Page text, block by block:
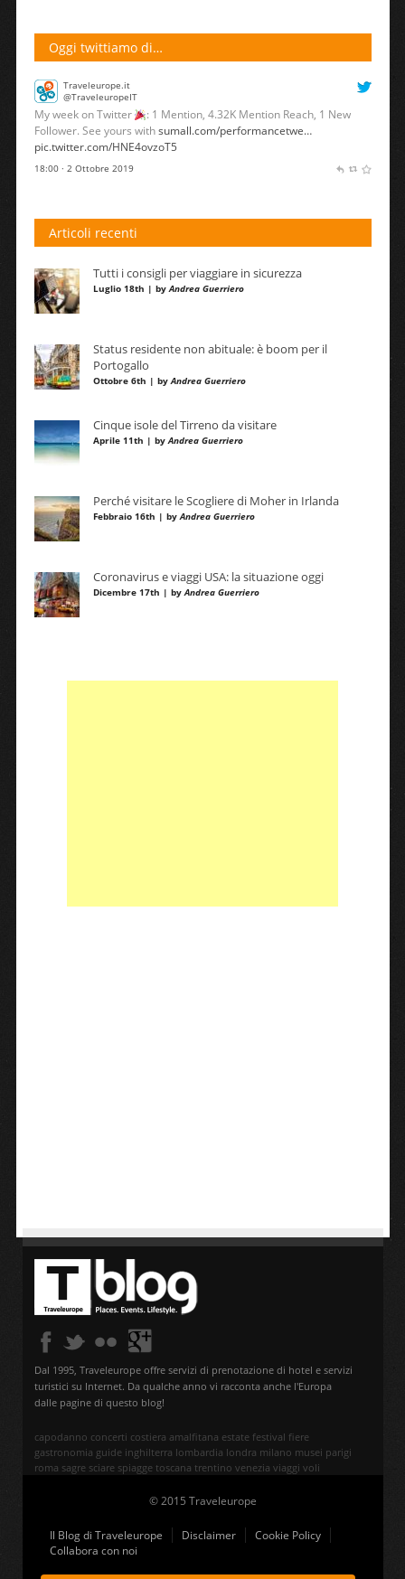
Oggi twittiamo di…
Traveleurope.it
@TraveleuropeIT
My week on Twitter
: 1 Mention, 4.32K Mention Reach, 1 New
Follower. See yours withsumall.com/performancetwe…
pic.twitter.com/HNE4ovzoT5
18:00 · 2 Ottobre 2019
Articoli recenti
Tutti i consigli per viaggiare in sicurezza
Luglio 18th | byAndrea Guerriero
Status residente non abituale: è boom per il
Portogallo
Ottobre 6th | byAndrea Guerriero
Cinque isole del Tirreno da visitare
Aprile 11th | byAndrea Guerriero
Perché visitare le Scogliere di Moher in Irlanda
Febbraio 16th | byAndrea Guerriero
Coronavirus e viaggi USA: la situazione oggi
Dicembre 17th | byAndrea Guerriero
Dal 1995, Traveleurope offre servizi di prenotazione di hotel e servizi
turistici su Internet. Da qualche anno vi racconta anche l'Europa
dalle pagine di questo blog!
capodanno concerti costiera amalfitana estate festival fiere
gastronomia guide inghilterra lombardia londra milano musei parigi
roma sagre sciare spiagge toscana trentino venezia viaggi voli
© 2015 Traveleurope
Il Blog di Traveleurope Disclaimer
Cookie Policy
Collabora con noi